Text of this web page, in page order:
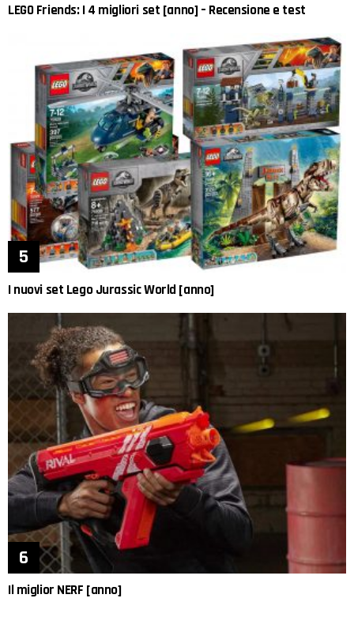
LEGO Friends: I 4 migliori set [anno] – Recensione e test
I nuovi set Lego Jurassic World [anno]
Il miglior NERF [anno]